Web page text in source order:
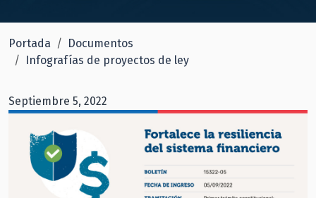
Portada
Documentos
Infografías de proyectos de ley
Septiembre 5, 2022